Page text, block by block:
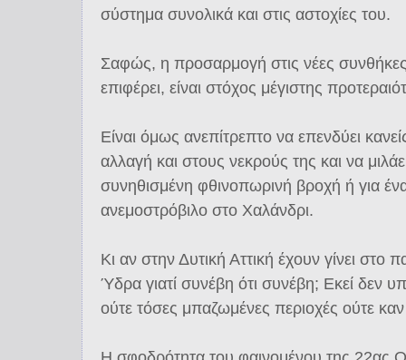
σύστημα συνολικά και στις αστοχίες του.
Σαφώς, η προσαρμογή στις νέες
επιφέρει, είναι στόχος μέγιστης
Είναι όμως ανεπίτρεπτο να επενδύει
αλλαγή και στους νεκρούς της και να
συνηθισμένη φθινοπωρινή βροχή ή για
ανεμοστρόβιλο στο Χαλάνδρι.
Κι αν στην Δυτική Αττική έχουν γίνει
Ύδρα γιατί συνέβη ότι συνέβη; Εκεί δεν
ούτε τόσες μπαζωμένες περιοχές ούτε καν